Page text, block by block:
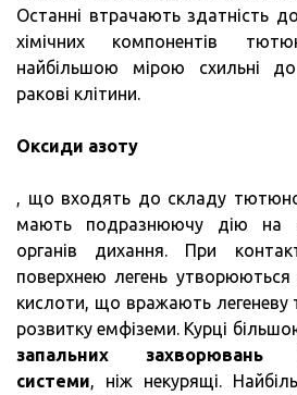
Останні втрачають здатність
хімічних компонентів
найбільшою мірою схильні
ракові клітини.
Оксиди азоту
, що входять до складу
мають подразнюючу дію на
органів дихання. При
поверхнею легень утворюються
кислоти, що вражають легеневу
розвитку емфіземи. Курці
запальних захворювань
системи, ніж некурящі.